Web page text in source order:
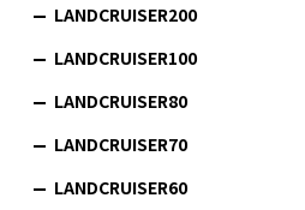
LANDCRUISER200
LANDCRUISER100
LANDCRUISER80
LANDCRUISER70
LANDCRUISER60